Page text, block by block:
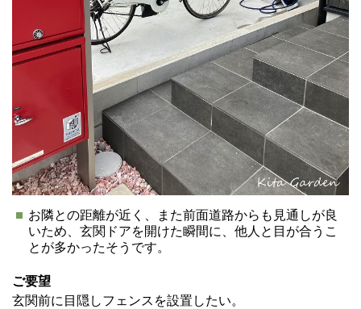
お隣との距離が近く、また前面道路からも見通しが良
いため、玄関ドアを開けた瞬間に、他人と目が合うこ
とが多かったそうです。
ご要望
玄関前に目隠しフェンスを設置したい。